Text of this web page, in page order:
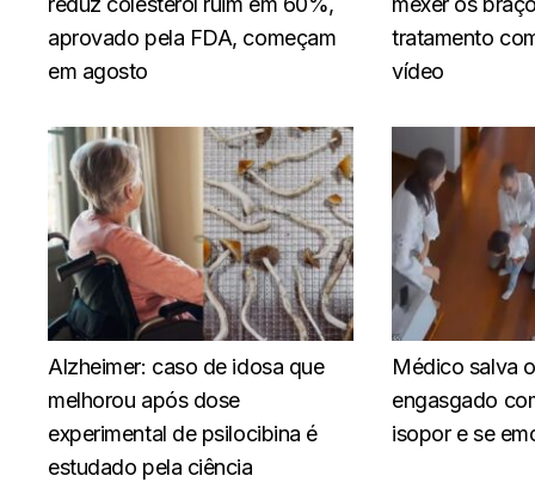
aprovado pela FDA, começam
em agosto
tratamento
vídeo
Alzheimer: caso de idosa que
melhorou após dose
experimental de psilocibina é
estudado pela ciência
Médico salva
engasgado
isopor e se